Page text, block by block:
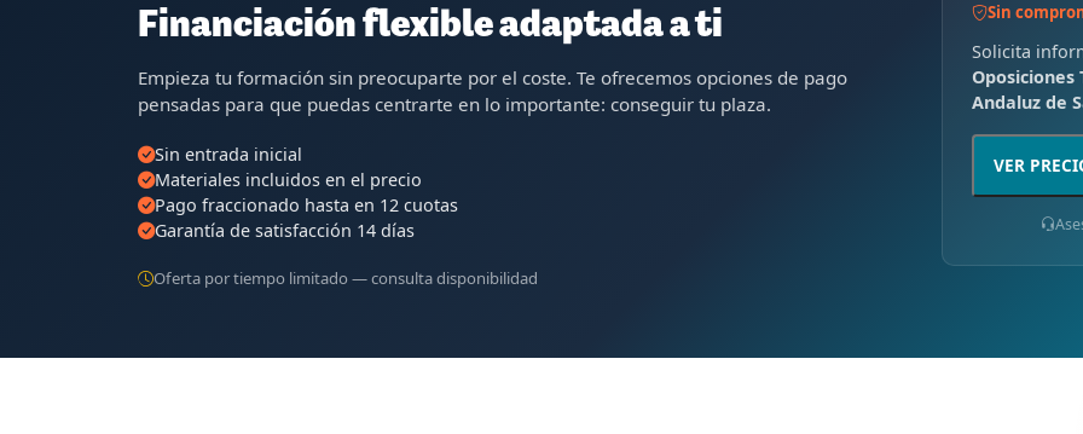
Financiación flexible adaptada a ti
Empieza tu formación sin preocuparte por el coste. Te ofrecemos opciones de pago
pensadas para que puedas centrarte en lo importante: conseguir tu plaza.
Sin entrada inicial
Materiales incluidos en el precio
Pago fraccionado hasta en 12 cuotas
Garantía de satisfacción 14 días
Oferta por tiempo limitado — consulta disponibilidad
Sin
Solicita
Oposiciones
Andaluz de
VER